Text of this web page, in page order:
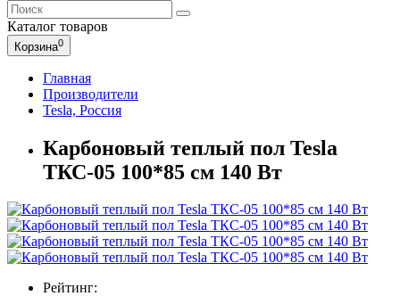
Каталог товаров
Корзина0
Главная
Производители
Tesla, Россия
Карбоновый теплый пол Tesla
ТКС-05 100*85 см 140 Вт
Рейтинг: